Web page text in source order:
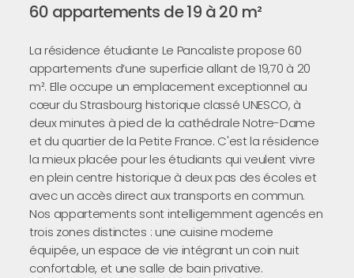
60 appartements de 19 à 20 m²
La résidence étudiante Le Pancaliste propose 60
appartements d’une superficie allant de 19,70 à 20
m². Elle occupe un emplacement exceptionnel au
cœur du Strasbourg historique classé UNESCO, à
deux minutes à pied de la cathédrale Notre-Dame
et du quartier de la Petite France. C'est la résidence
la mieux placée pour les étudiants qui veulent vivre
en plein centre historique à deux pas des écoles et
avec un accès direct aux transports en commun.
Nos appartements sont intelligemment agencés en
trois zones distinctes : une cuisine moderne
équipée, un espace de vie intégrant un coin nuit
confortable, et une salle de bain privative.